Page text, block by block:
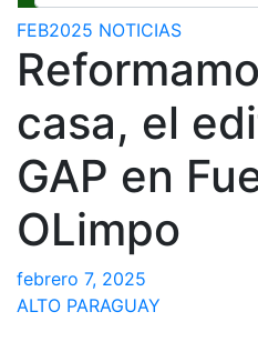
FEB2025 NOTICIAS
casa, el
GAP en
OLimpo
febrero 7, 2025
ALTO PARAGUAY